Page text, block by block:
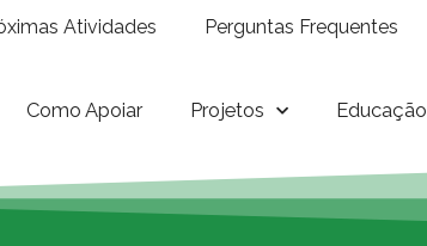
Atividades Perguntas Frequentes
Como Apoiar Projetos Educação